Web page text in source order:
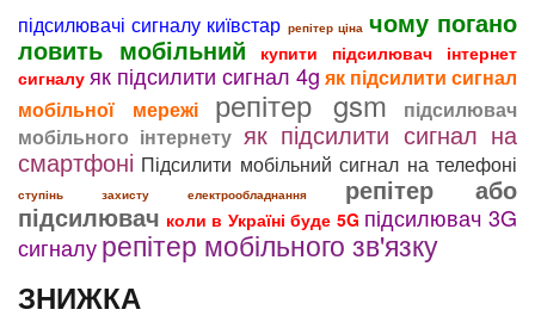
підсилювачі сигналу київстар репітер ціна чому погано
ловить мобільний
купити підсилювач інтернет
сигналу як підсилити сигнал 4g як підсилити сигнал
мобільної мережі
репітер gsm
підсилювач
мобільного інтернету як підсилити сигнал на
смартфоні Підсилити мобільний сигнал на телефоні
ступінь захисту електрообладнання репітер або
підсилювач коли в Україні буде 5G підсилювач 3G
сигналурепітер мобільного зв'язку
ЗНИЖКА